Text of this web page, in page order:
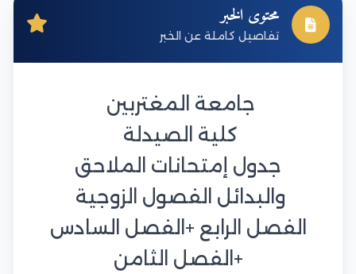
محتوى الخبر
تفاصيل كاملة عن الخبر
جامعة المغتربين
كلية الصيدلة
جدول إمتحانات الملاحق
والبدائل الفصول الزوجية
الفصل الرابع +الفصل السادس
+الفصل الثامن